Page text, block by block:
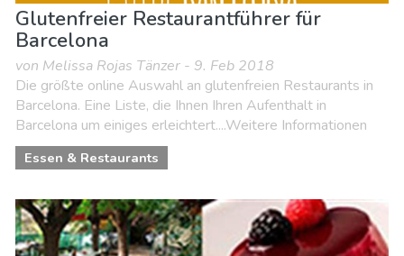
Glutenfreier Restaurantführer für
Barcelona
von Melissa Rojas Tänzer - 9. Feb 2018
Die größte online Auswahl an glutenfreien Restaurants in
Barcelona. Eine Liste, die Ihnen Ihren Aufenthalt in
Barcelona um einiges erleichtert....Weitere Informationen
Essen & Restaurants